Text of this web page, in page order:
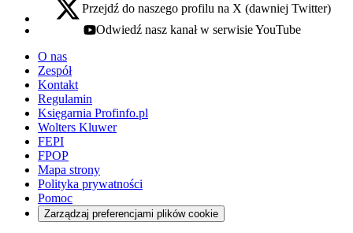
x - otwiera się w nowej karcie
Przejdź do naszego profilu na X (dawniej Twitter)
youtube - otwiera się w nowej karcie
Odwiedź nasz kanał w serwisie YouTube
O nas
Zespół
Kontakt
Regulamin
Księgarnia Profinfo.pl
Wolters Kluwer
FEPI
FPOP
Mapa strony
Polityka prywatności
Pomoc
Zarządzaj preferencjami plików cookie